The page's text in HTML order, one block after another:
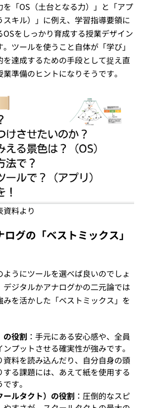
「OS（土台となる力）」と「アプ
スキル）」に例え、学習指導要領に
をしっかり育成する授業デザイン
ツールを使うこと自体が「学び」
を達成するための手段として捉え直
準備のヒントになりそうです。
料より
グの「ベストミックス」
うにツールを選べば良いのでしょ
デジタルかアナログかの二元論では
を活かした「ベストミックス」を
の役割 ：手元にある安心感や、全員
プットさせる確実性が強みです。
資料を読み込んだり、自分自身の頭
する課題には、あえて紙を使用する
す。
ールタクト）の役割 ：圧倒的なスピ